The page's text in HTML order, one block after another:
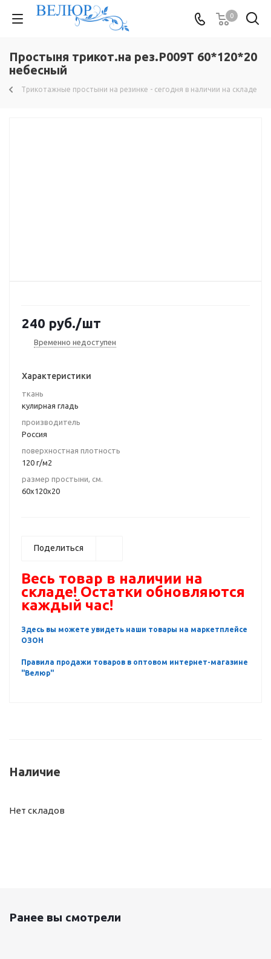
0
Простыня трикот.на рез.Р009Т 60*120*20
небесный
Трикотажные простыни на резинке - сегодня в наличии на складе
240 руб./шт
Временно недоступен
Характеристики
ткань
кулирная гладь
производитель
Россия
поверхностная плотность
120 г/м2
размер простыни, см.
60х120х20
Поделиться
Весь товар в наличии на
складе! Остатки обновляются
каждый час!
Здесь вы можете увидеть наши товары на маркетплейсе
ОЗОН
Правила продажи товаров в оптовом интернет-магазине
"Велюр"
Наличие
Нет складов
Ранее вы смотрели